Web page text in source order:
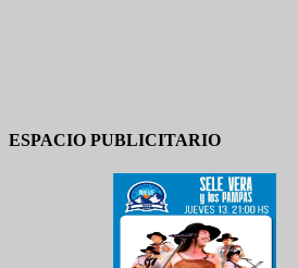
ESPACIO PUBLICITARIO